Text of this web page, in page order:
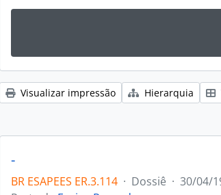
Visualizar impressão Hierarquia
-
BR ESAPEES ER.3.114 · Dossiê · 30/04/